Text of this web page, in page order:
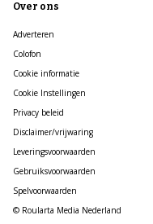
Over ons
Adverteren
Colofon
Cookie informatie
Cookie Instellingen
Privacy beleid
Disclaimer/vrijwaring
Leveringsvoorwaarden
Gebruiksvoorwaarden
Spelvoorwaarden
© Roularta Media Nederland